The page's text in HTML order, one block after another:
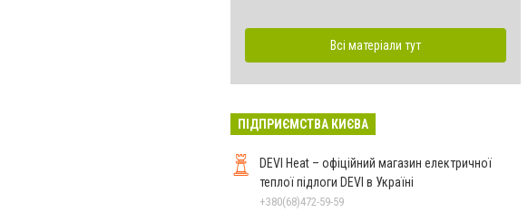
Всі матеріали тут
ПІДПРИЄМСТВА КИЄВА
DEVI Heat – офіційний магазин електричної
теплої підлоги DEVI в Україні
+380(68)472-59-59